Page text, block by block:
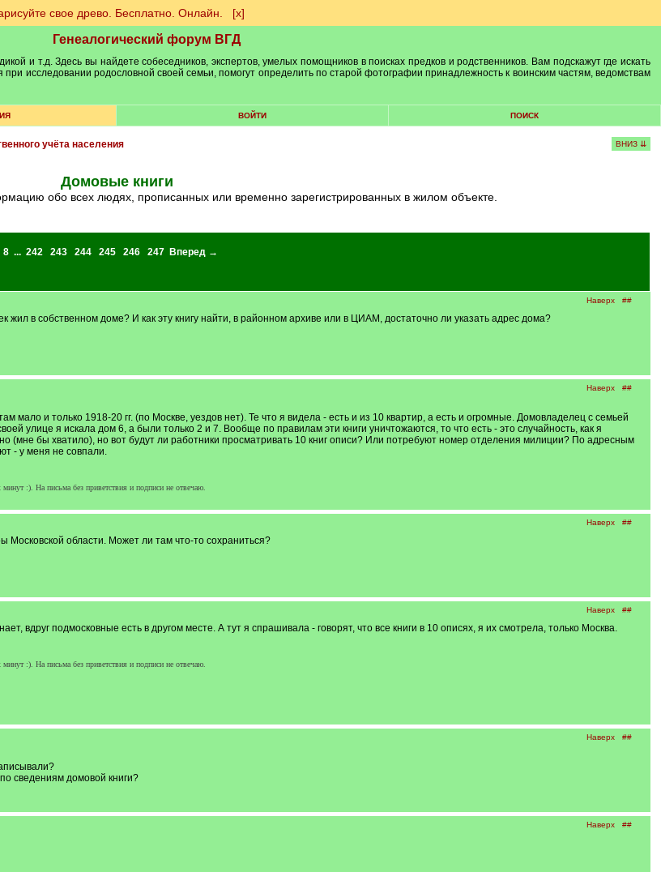
свое древо. Бесплатно. Онлайн. [х]
Генеалогический форум ВГД
и т.д. Здесь вы найдете собеседников, экспертов, умелых помощников в поисках предков и родственников. Вам подскажут где искать
исследовании родословной своей семьи, помогут определить по старой фотографии принадлежность к воинским частям, ведомствам
ВОЙТИ ПОИСК
учёта населения ВНИЗ ⇊
Домовые книги
обо всех людях, прописанных или временно зарегистрированных в жилом объекте.
8 ... 242 243 244 245 246 247
Вперед →
Наверх ##
жил в собственном доме? И как эту книгу найти, в районном архиве или в ЦИАМ, достаточно ли указать адрес дома?
Наверх ##
и только 1918-20 гг. (по Москве, уездов нет). Те что я видела - есть и из 10 квартир, а есть и огромные. Домовладелец с семьей
улице я искала дом 6, а были только 2 и 7. Вообще по правилам эти книги уничтожаются, то что есть - это случайность, как я
(мне бы хватило), но вот будут ли работники просматривать 10 книг описи? Или потребуют номер отделения милиции? По адресным
- у меня не совпали.
:). На письма без приветствия и подписи не отвечаю.
Наверх ##
Московской области. Может ли там что-то сохраниться?
Наверх ##
вдруг подмосковные есть в другом месте. А тут я спрашивала - говорят, что все книги в 10 описях, я их смотрела, только Москва.
:). На письма без приветствия и подписи не отвечаю.
Наверх ##
сведениям домовой книги?
Наверх ##